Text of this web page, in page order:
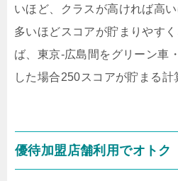
いほど、クラスが高ければ高
多いほどスコアが貯まりやす
ば、東京-広島間をグリーン車
した場合250スコアが貯まる計
優待加盟店舗利用でオトク